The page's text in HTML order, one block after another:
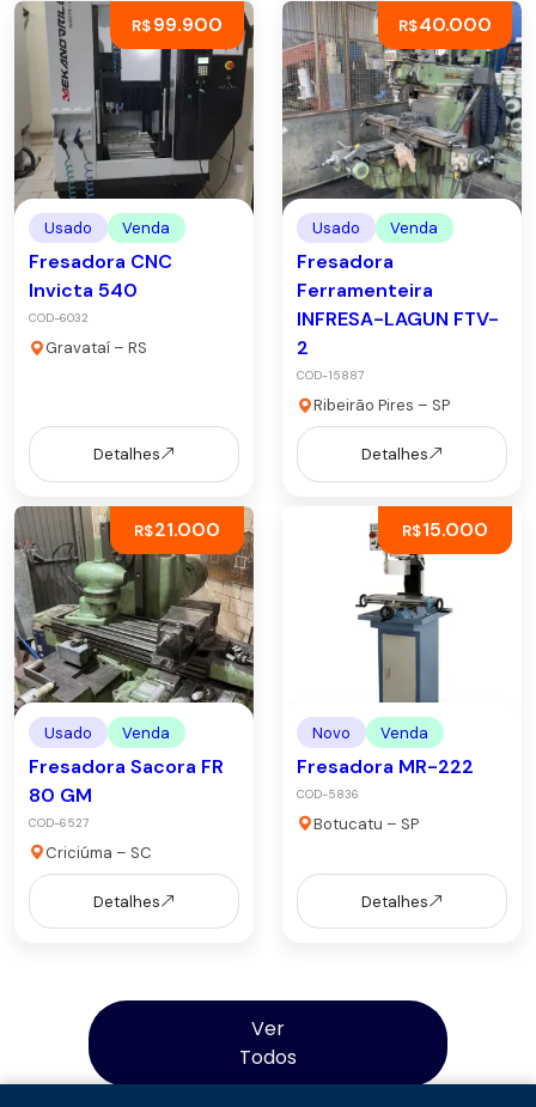
R$99.900
Usado Venda
Fresadora CNC
Invicta 540
COD-6032
Gravataí – RS
Detalhes
R$40.000
Usado Venda
Fresadora
Ferramenteira
INFRESA-LAGUN FTV-
2
COD-15887
Ribeirão Pires – SP
Detalhes
R$21.000
Usado Venda
Fresadora Sacora FR
80 GM
COD-6527
Criciúma – SC
Detalhes
R$15.000
Novo Venda
Fresadora MR-222
COD-5836
Botucatu – SP
Detalhes
Ver
Todos